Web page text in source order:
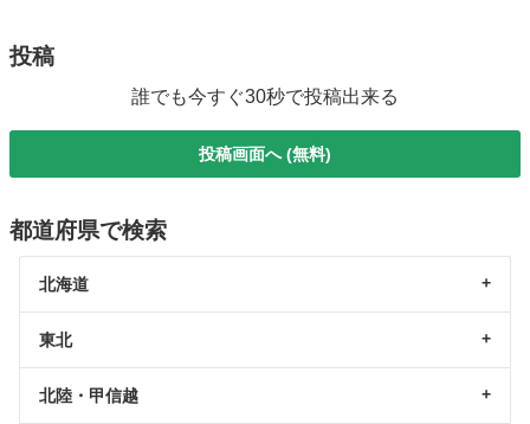
投稿
誰でも今すぐ30秒で投稿出来る
投稿画面へ (無料)
都道府県で検索
北海道
東北
北陸・甲信越